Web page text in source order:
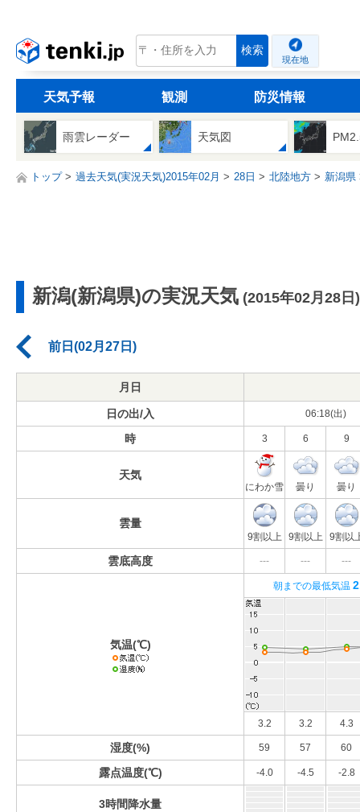
tenki.jp 検索
現在地
天気予報 観測 防災情報
雨雲レーダー 天気図
トップ 過去天気(実況天気)2015年02月 28日 北陸地方 新潟県
新潟(新潟県)の実況天気 (2015年02月28日)
前日(02月27日)
月日
日の出/入 06:18(出)
時 3 6 9
天気
にわか雪 曇り 曇り
雲量
9割以上 9割以上 9割以
雲底高度 --- --- ---
気温(℃)
朝までの最低気温
3.2 3.2 4.3
湿度(%) 59 57 60
露点温度(℃) -4.0 -4.5 -2.8
3時間降水量